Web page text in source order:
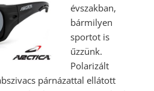
évszakban,
bármilyen
sportot is
űzzünk.
Polarizált
párnázattal ellátott